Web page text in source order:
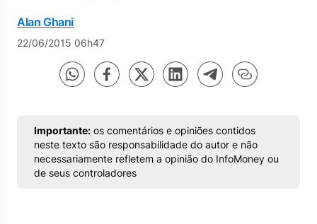
Alan Ghani
22/06/2015 06h47
Importante: os comentários e opiniões contidos
neste texto são responsabilidade do autor e não
necessariamente refletem a opinião do InfoMoney ou
de seus controladores